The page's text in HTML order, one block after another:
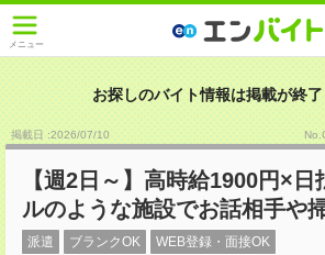
メニュー
お探しのバイト情報は掲載が終了
掲載日 :2026/07/10
【週2日～】高時給1900円×
ルのような施設でお話相手や
派遣 ブランクOK WEB登録・面接OK